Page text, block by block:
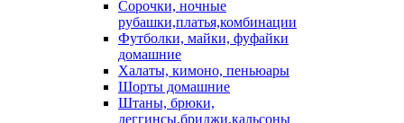
Сорочки, ночные
рубашки,платья,комбинации
Футболки, майки, фуфайки
домашние
Халаты, кимоно, пеньюары
Шорты домашние
Штаны, брюки,
леггинсы,бриджи,кальсоны